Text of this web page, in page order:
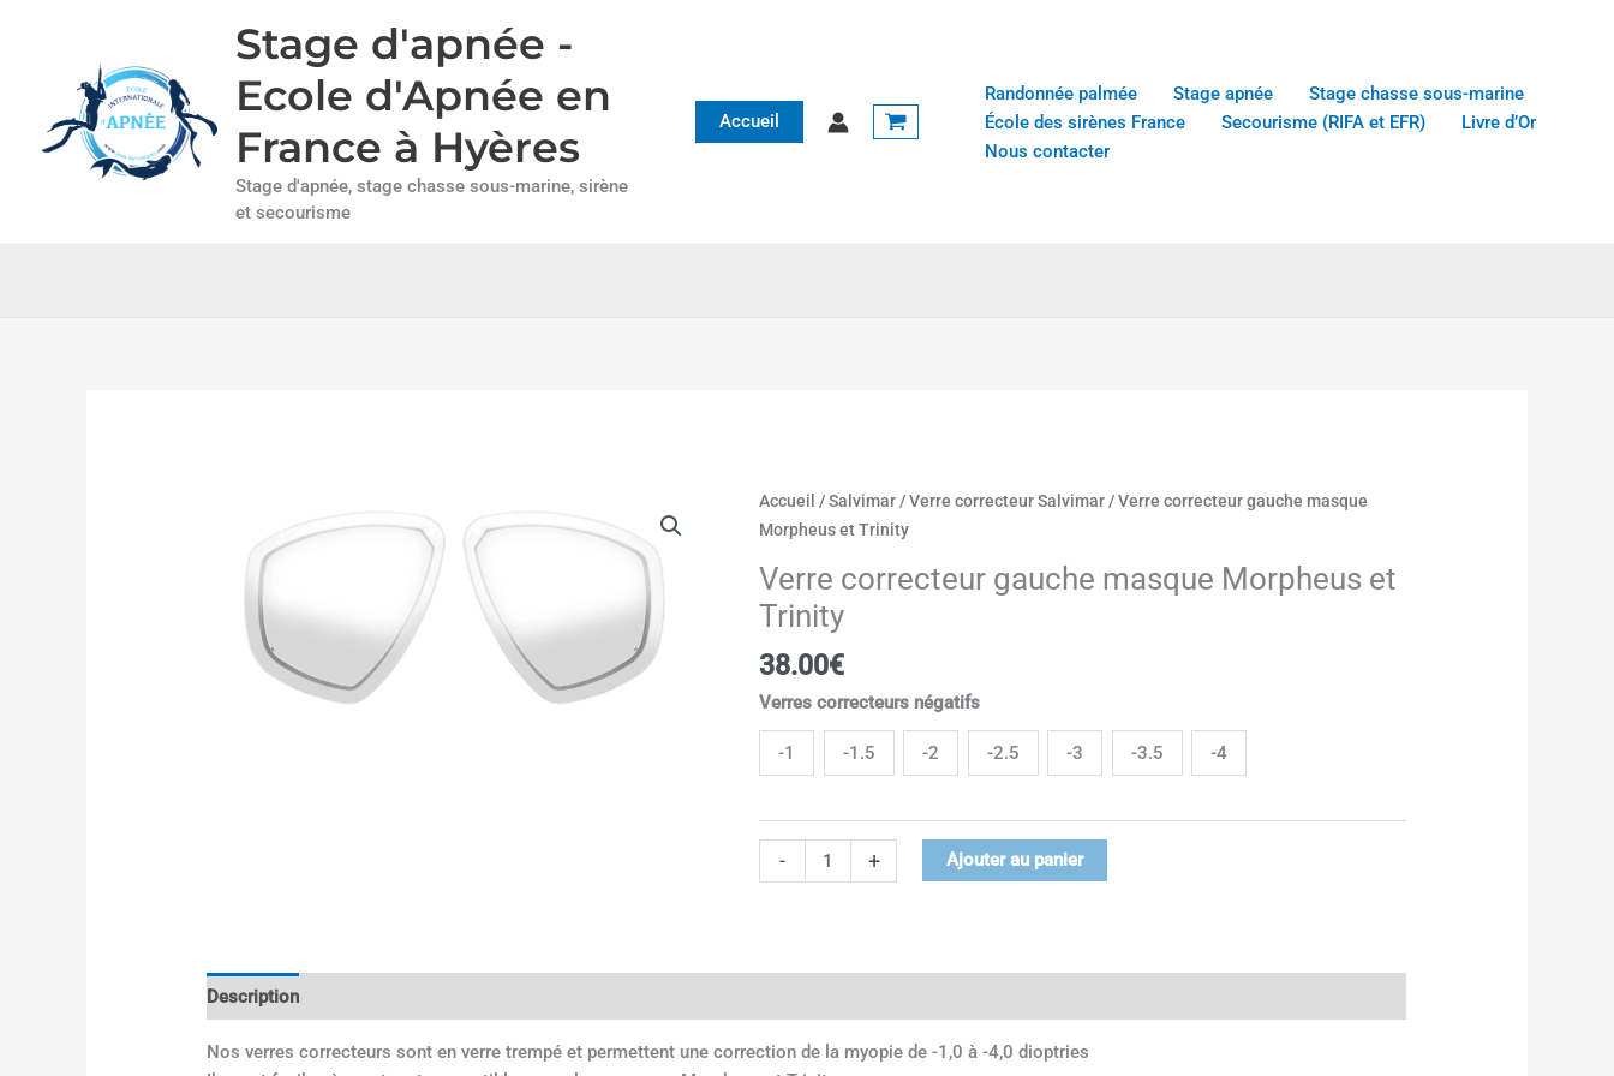
Stage d'apnée -
Ecole d'Apnée en
France à Hyères
Stage d'apnée, stage chasse sous-marine, sirène
et secourisme
Accueil
Randonnée palmée Stage apnée
Stage chasse sous-marine
École des sirènes France
Secourisme (RIFA et EFR)
Livre d’Or
Nous contacter
Accueil /Salvimar /Verre correcteur Salvimar / Verre correcteur gauche masque
Morpheus et Trinity
Verre correcteur gauche masque Morpheus et
Trinity
38.00€
Verres correcteurs négatifs
-1 -1.5 -2 -2.5 -3 -3.5 -4
-
quantité
de
correcteur
gauche
Morpheus
et
Trinity
+ Ajouter au panier
Description
Nos verres correcteurs sont en verre trempé et permettent une correction de la myopie de -1,0 à -4,0 dioptries